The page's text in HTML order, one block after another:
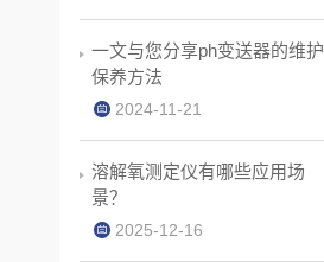
一文与您分享ph变送器的维护
保养方法
2024-11-21
溶解氧测定仪有哪些应用场
景？
2025-12-16